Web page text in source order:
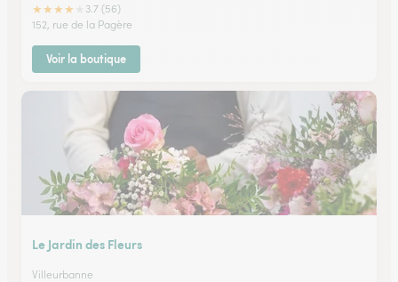
★★★★
3.7 (56)
152, rue de la Pagère
Voir la boutique
Le Jardin des Fleurs
Villeurbanne